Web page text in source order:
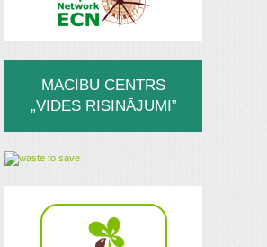
MĀCĪBU CENTRS
„VIDES RISINĀJUMI”